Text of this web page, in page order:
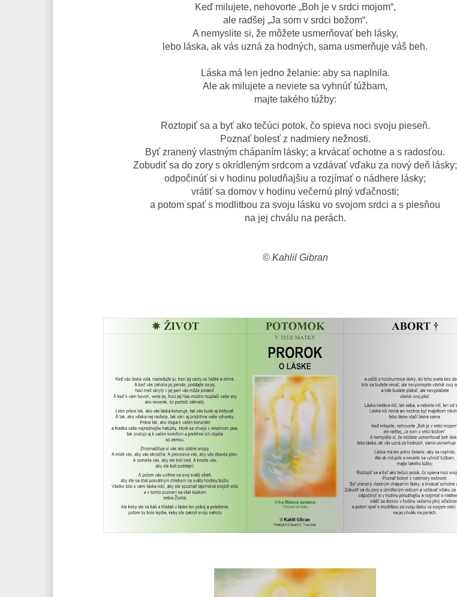
Keď milujete, nehovorte „Boh je v srdci mojom“,
ale radšej „Ja som v srdci božom“.
A nemyslite si, že môžete usmerňovať beh lásky,
lebo láska, ak vás uzná za hodných, sama usmerňuje váš beh.
Láska má len jedno želanie: aby sa naplnila.
Ale ak milujete a neviete sa vyhnúť túžbam,
majte takého túžby:
Roztopiť sa a byť ako tečúci potok, čo spieva noci svoju pieseň.
Poznať bolesť z nadmiery nežnosti.
Byť zranený vlastným chápaním lásky; a krvácať ochotne a s radosťou.
Zobudiť sa do zory s okrídleným srdcom a vzdávať vďaku za nový deň lásky;
odpočinúť si v hodinu poludňajšiu a rozjímať o nádhere lásky;
vrátiť sa domov v hodinu večernú plný vďačnosti;
a potom spať s modlitbou za svoju lásku vo svojom srdci a s piesňou
na jej chválu na perách.
© Kahlil Gibran